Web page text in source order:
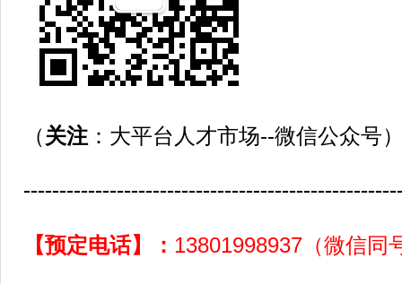
（关注 ：大平台人才市场--微信公众号
【预定电话】： 13801998937（微信同